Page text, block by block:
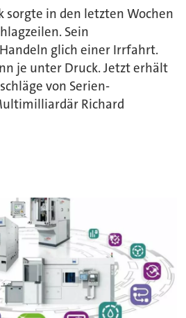
sorgte in den letzten Wochen
Sein
glich einer Irrfahrt.
je unter Druck. Jetzt erhält
von Serien-
Richard